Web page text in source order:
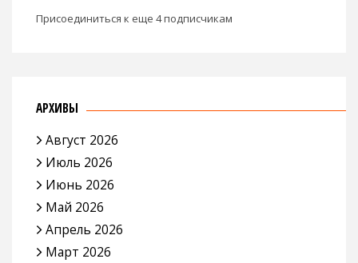
Присоединиться к еще 4 подписчикам
АРХИВЫ
Август 2026
Июль 2026
Июнь 2026
Май 2026
Апрель 2026
Март 2026